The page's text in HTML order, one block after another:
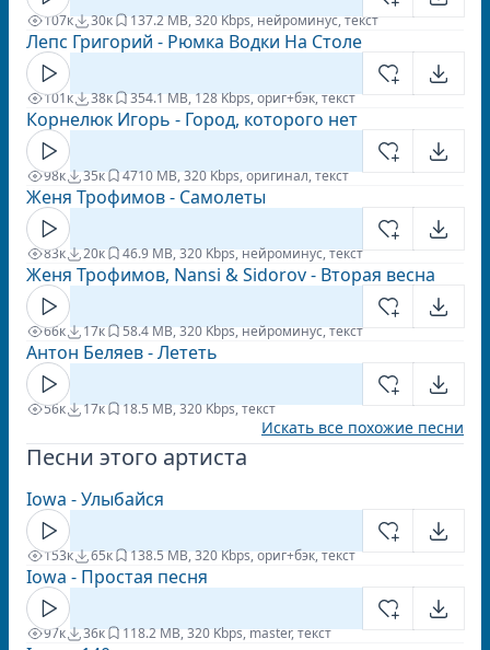
107к 30к 137.2 MB, 320 Kbps, нейроминус, текст
Лепс Григорий - Рюмка Водки На Столе
101к 38к 354.1 MB, 128 Kbps, ориг+бэк, текст
Корнелюк Игорь - Город, которого нет
98к 35к 4710 MB, 320 Kbps, оригинал, текст
Женя Трофимов - Самолеты
83к 20к 46.9 MB, 320 Kbps, нейроминус, текст
Женя Трофимов, Nansi & Sidorov - Вторая весна
66к 17к 58.4 MB, 320 Kbps, нейроминус, текст
Антон Беляев - Лететь
56к 17к 18.5 MB, 320 Kbps, текст
Искать все похожие песни
Песни этого артиста
Iowa - Улыбайся
153к 65к 138.5 MB, 320 Kbps, ориг+бэк, текст
Iowa - Простая песня
97к 36к 118.2 MB, 320 Kbps, master, текст